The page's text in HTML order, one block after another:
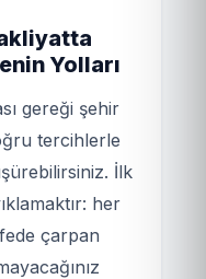
Yolları
gereği şehir
tercihlerle
İlk
her
çarpan